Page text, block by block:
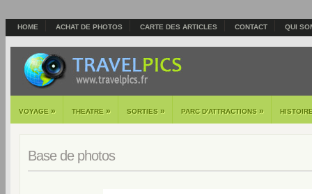
HOME ACHAT DE PHOTOS CARTE DES ARTICLES CONTACT QUI
VOYAGE » THEATRE » SORTIES » PARC D'ATTRACTIONS »
Base de photos